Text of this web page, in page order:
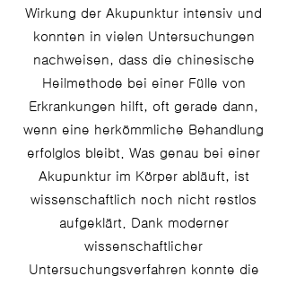
Wirkung der Akupunktur intensiv und
konnten in vielen Untersuchungen
nachweisen, dass die chinesische
Heilmethode bei einer Fülle von
Erkrankungen hilft, oft gerade dann,
wenn eine herkömmliche Behandlung
erfolglos bleibt. Was genau bei einer
Akupunktur im Körper abläuft, ist
wissenschaftlich noch nicht restlos
aufgeklärt. Dank moderner
wissenschaftlicher
Untersuchungsverfahren konnte die